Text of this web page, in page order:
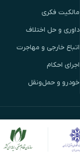
مالکیت فکری
داوری و حل اختلاف
اتباع خارجی و مهاجرت
اجرای احکام
خودرو و حمل‌ونقل